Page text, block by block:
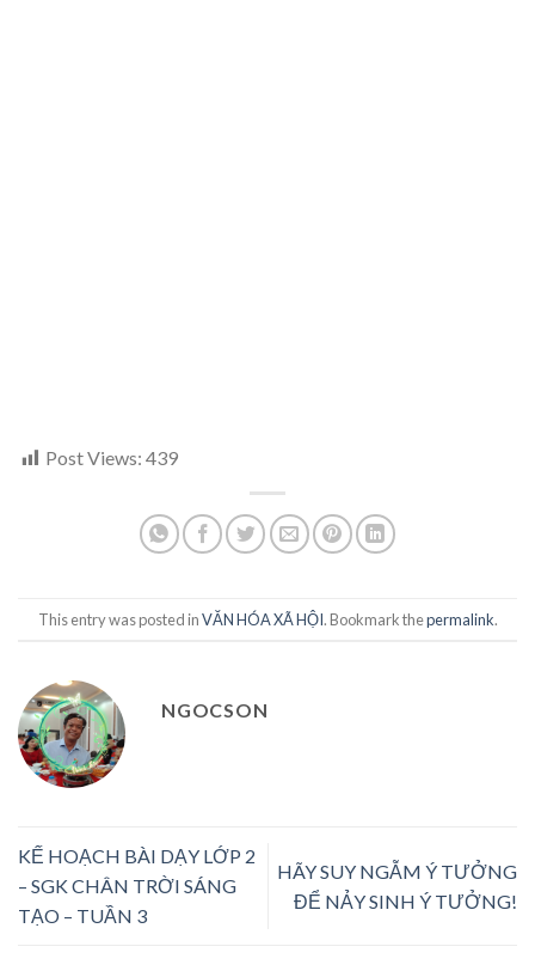
Post Views: 439
This entry was posted inVĂN HÓA XÃ HỘI. Bookmark thepermalink.
NGOCSON
KẾ HOẠCH BÀI DẠY LỚP 2
– SGK CHÂN TRỜI SÁNG
TẠO – TUẦN 3
HÃY SUY NGẪM Ý TƯỞNG
ĐỂ NẢY SINH Ý TƯỞNG!